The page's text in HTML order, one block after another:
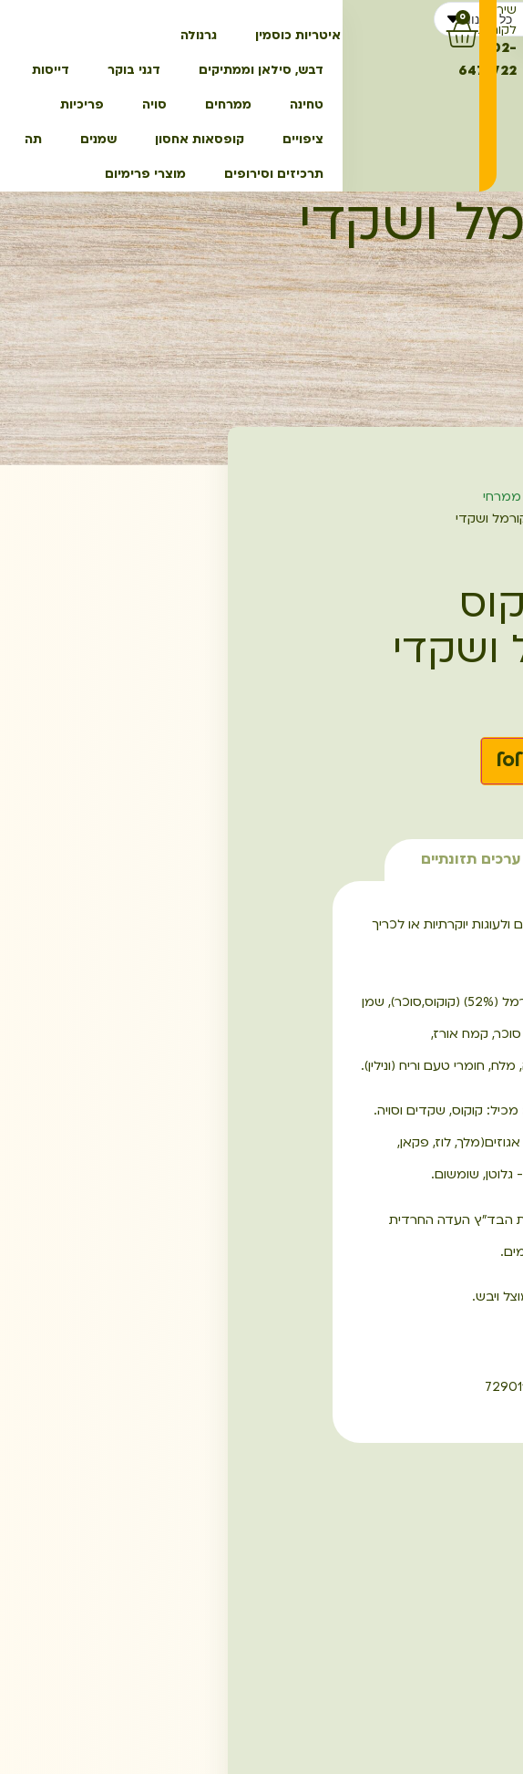
כל החנות
שירות
לקוחות
02-
6473722
0
איטריות כוסמין גרנולה
דבש, סילאן וממתיקים דגני בוקר דייסות
טחינה ממרחים סויה פריכיות
ציפויים קופסאות אחסון שמנים תה
תרכיזים וסירופים מוצרי פרימיום
ושקדי
ממרחי
ושקדי
ושקדי
ערכים תזונתיים
ולעוגות יוקרתיות או לכריך
קוקוס מקורמל (52%) (קוקוס,סוכר), שמן
שקדים(11%), סוכר, קמח אורז,
חומרי טעם וריח (ונילין).
מכיל: קוקוס, שקדים וסויה.
לוז, פקאן,
גלוטן, שומשום.
הבד"ץ העדה החרדית
ויבש.